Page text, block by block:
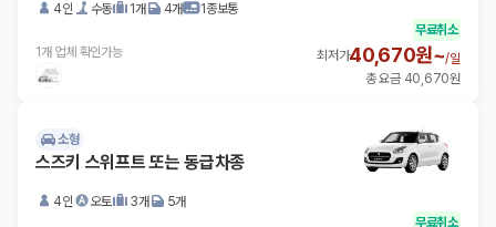
4인 수동 1개 4개 1종보통
1개 업체 확인가능
무료취소
최저가40,670원~/일
총 요금 40,670원
소형
스즈키 스위프트 또는 동급차종
4인 오토 3개 5개
무료취소